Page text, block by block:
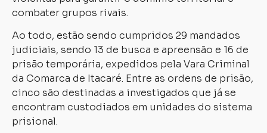
combater grupos rivais.
Ao todo, estão sendo cumpridos 29 mandados
judiciais, sendo 13 de busca e apreensão e 16 de
prisão temporária, expedidos pela Vara Criminal
da Comarca de Itacaré. Entre as ordens de prisão,
cinco são destinadas a investigados que já se
encontram custodiados em unidades do sistema
prisional.